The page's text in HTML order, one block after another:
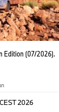
Edition (07/2026).
2026